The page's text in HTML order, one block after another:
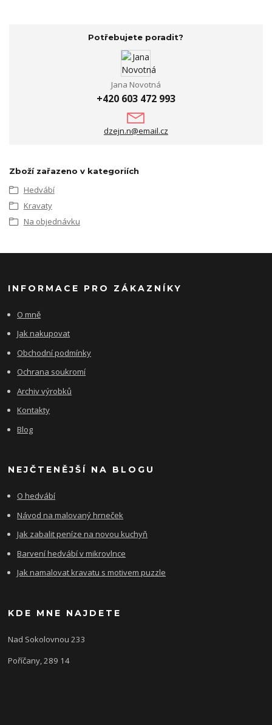
Potřebujete poradit?
Jana Novotná
+420 603 472 993
dzejn.n@email.cz
Zboží zařazeno v kategoriích
Hedvábí
Kravaty
Na objednávku
INFORMACE PRO ZÁKAZNÍKY
O mně
Jak nakupovat
Obchodní podmínky
Ochrana soukromí
Archiv výrobků
Kontakty
Blog
NEJČTENĚJŠÍ NA BLOGU
O hedvábí
Návod na malovaný hrneček
Jak zabalit peníze na novou kuchyň
Barvení hedvábí v mikrovlnce
Jak namalovat kravatu s motivem puzzle
KDE MNE NAJDETE
Nad Sokolovnou 233
Poříčany, 289 14